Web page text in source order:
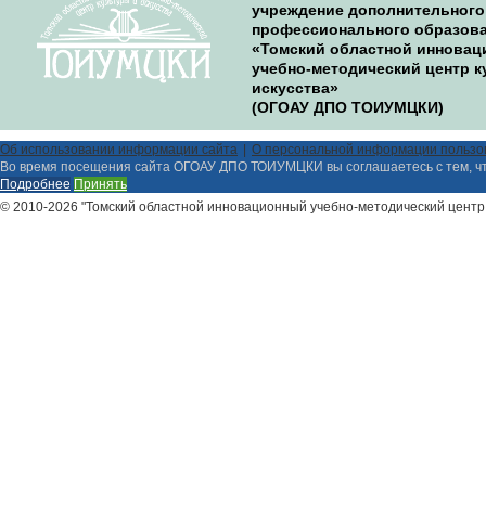
учреждение дополнительного
профессионального
«Томский областной
учебно-методический центр
искусства»
(ОГОАУ ДПО ТОИУМЦКИ)
Об использовании информации сайта
О персональной информации
Во время посещения сайта ОГОАУ ДПО ТОИУМЦКИ вы соглашаетесь с тем,
Подробнее Принять
© 2010-2026 "Томский областной инновационный учебно-методический центр